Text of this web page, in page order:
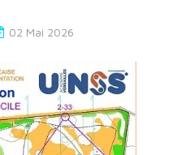
02 Mai 2026